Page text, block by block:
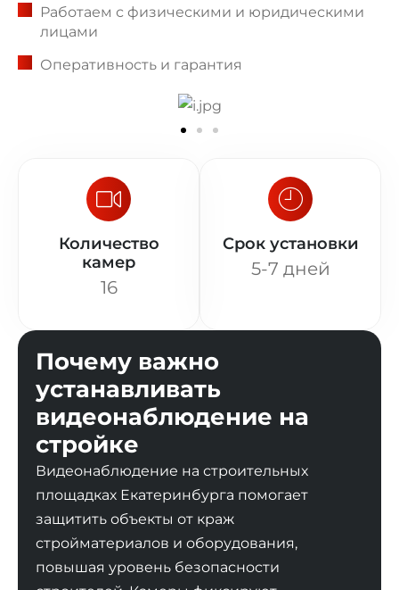
Работаем с физическими и юридическими
лицами
Оперативность и гарантия
Количество
камер
16
Срок установки
5-7 дней
Почему важно
устанавливать
видеонаблюдение на
стройке
Видеонаблюдение на строительных
площадках Екатеринбурга помогает
защитить объекты от краж
стройматериалов и оборудования,
повышая уровень безопасности